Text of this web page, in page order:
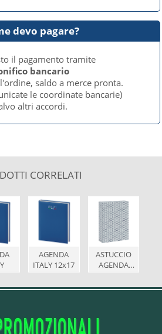
devo pagare?
il pagamento tramite
bancario
saldo a merce pronta.
le coordinate bancarie)
altri accordi.
CORRELATI
AGENDA
ITALY 12x17
ASTUCCIO
AGENDA
17x24